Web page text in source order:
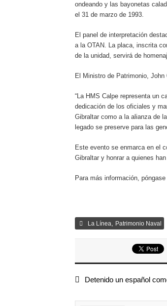
ondeando y las bayonetas
el 31 de marzo de 1993.
El panel de interpretación
a la OTAN. La placa, inscrita
de la unidad, servirá de
El Ministro de Patrimonio, John
“La HMS Calpe representa un
dedicación de los oficiales y
Gibraltar como a la alianza de
legado se preserve para las
Este evento se enmarca en el
Gibraltar y honrar a quienes
Para más información,
La Línea, Patrimonio Naval
Detenido un español